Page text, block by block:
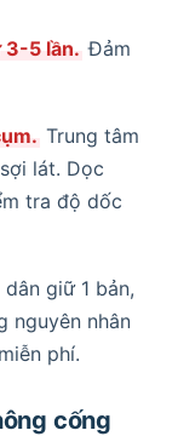
3-5 lần. Đảm
Trung tâm
lát. Dọc
tra độ dốc
dân giữ 1 bản,
nguyên nhân
phí.
cống